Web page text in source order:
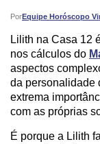
PorEquipe Horóscopo
Publicado:
Lilith na Casa 12
nos cálculos do
aspectos
da personalidade
extrema
com as próprias
É porque a Lilith